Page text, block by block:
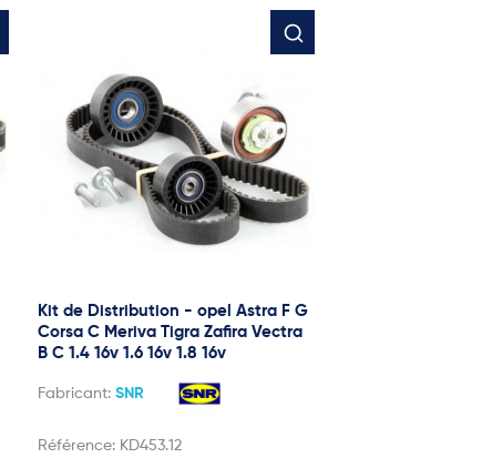
Kit de Distribution - opel Astra F G
Corsa C Meriva Tigra Zafira Vectra
B C 1.4 16v 1.6 16v 1.8 16v
Fabricant: SNR
Référence: KD453.12